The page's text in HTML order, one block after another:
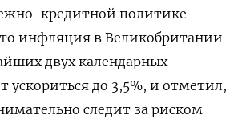
кредитной политике
инфляция в ‌Великобритании
двух календарных
​ускориться до 3,5%, и отметил,
‌следит за риском